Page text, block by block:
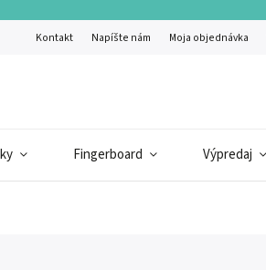
Kontakt Napíšte nám Moja objednávka
Fingerboard Výpredaj